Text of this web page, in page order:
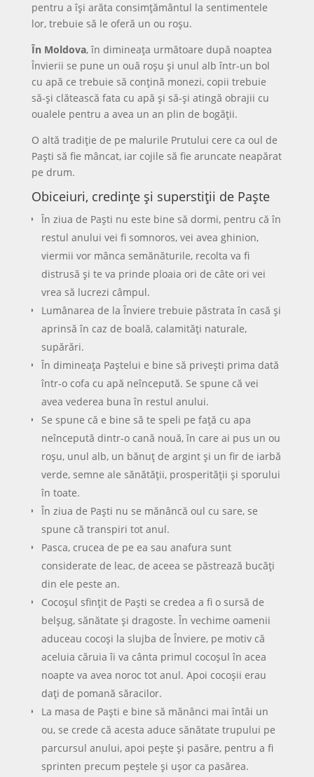
pentru a îşi arăta consimţământul la sentimentele
lor, trebuie să le oferă un ou roşu.
În Moldova, în dimineaţa următoare după noaptea
Învierii se pune un ouă roşu şi unul alb într-un bol
cu apă ce trebuie să conţină monezi, copii trebuie
să-şi clătească fata cu apă şi să-şi atingă obrajii cu
oualele pentru a avea un an plin de bogăţii.
O altă tradiţie de pe malurile Prutului cere ca oul de
Paşti să fie mâncat, iar cojile să fie aruncate neapărat
pe drum.
Obiceiuri, credințe și superstiții de Paște
În ziua de Paşti nu este bine să dormi, pentru că în
restul anului vei fi somnoros, vei avea ghinion,
viermii vor mânca semănăturile, recolta va fi
distrusă şi te va prinde ploaia ori de câte ori vei
vrea să lucrezi câmpul.
Lumânarea de la Înviere trebuie păstrata în casă şi
aprinsă în caz de boală, calamităţi naturale,
supărări.
În dimineaţa Paştelui e bine să priveşti prima dată
într-o cofa cu apă neîncepută. Se spune că vei
avea vederea buna în restul anului.
Se spune că e bine să te speli pe faţă cu apa
neîncepută dintr-o cană nouă, în care ai pus un ou
roşu, unul alb, un bănuţ de argint şi un fir de iarbă
verde, semne ale sănătăţii, prosperităţii şi sporului
în toate.
În ziua de Paşti nu se mănâncă oul cu sare, se
spune că transpiri tot anul.
Pasca, crucea de pe ea sau anafura sunt
considerate de leac, de aceea se păstrează bucăţi
din ele peste an.
Cocoşul sfinţit de Paşti se credea a fi o sursă de
belşug, sănătate şi dragoste. În vechime oamenii
aduceau cocoşi la slujba de Înviere, pe motiv că
aceluia căruia îi va cânta primul cocoşul în acea
noapte va avea noroc tot anul. Apoi cocoşii erau
daţi de pomană săracilor.
La masa de Paşti e bine să mănânci mai întâi un
ou, se crede că acesta aduce sănătate trupului pe
parcursul anului, apoi peşte şi pasăre, pentru a fi
sprinten precum peştele şi uşor ca pasărea.